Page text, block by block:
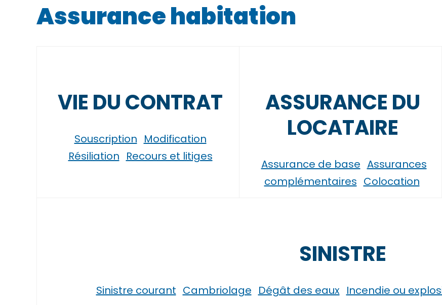
Assurance habitation
VIE DU CONTRAT
Souscription Modification
Résiliation Recours et litiges
ASSURANCE DU
LOCATAIRE
Assurance de base Assurances
complémentaires Colocation
SINISTRE
Sinistre courant Cambriolage Dégât des eaux Incendie ou